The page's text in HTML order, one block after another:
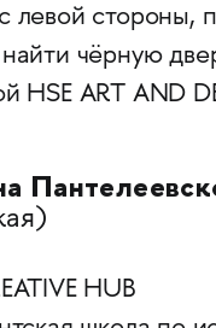
левой стороны,
чёрную
HSE ART AND
HUB